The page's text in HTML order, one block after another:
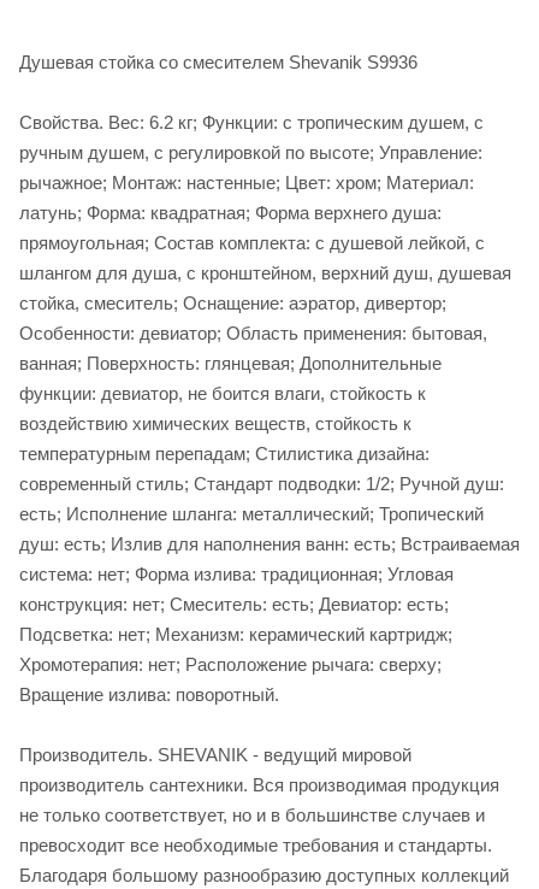
Душевая стойка со смесителем Shevanik S9936
Свойства. Вес: 6.2 кг; Функции: с тропическим душем, с
ручным душем, с регулировкой по высоте; Управление:
рычажное; Монтаж: настенные; Цвет: хром; Материал:
латунь; Форма: квадратная; Форма верхнего душа:
прямоугольная; Состав комплекта: с душевой лейкой, с
шлангом для душа, с кронштейном, верхний душ, душевая
стойка, смеситель; Оснащение: аэратор, дивертор;
Особенности: девиатор; Область применения: бытовая,
ванная; Поверхность: глянцевая; Дополнительные
функции: девиатор, не боится влаги, стойкость к
воздействию химических веществ, стойкость к
температурным перепадам; Стилистика дизайна:
современный стиль; Стандарт подводки: 1/2; Ручной душ:
есть; Исполнение шланга: металлический; Тропический
душ: есть; Излив для наполнения ванн: есть; Встраиваемая
система: нет; Форма излива: традиционная; Угловая
конструкция: нет; Смеситель: есть; Девиатор: есть;
Подсветка: нет; Механизм: керамический картридж;
Хромотерапия: нет; Расположение рычага: сверху;
Вращение излива: поворотный.
Производитель. SHEVANIK - ведущий мировой
производитель сантехники. Вся производимая продукция
не только соответствует, но и в большинстве случаев и
превосходит все необходимые требования и стандарты.
Благодаря большому разнообразию доступных коллекций